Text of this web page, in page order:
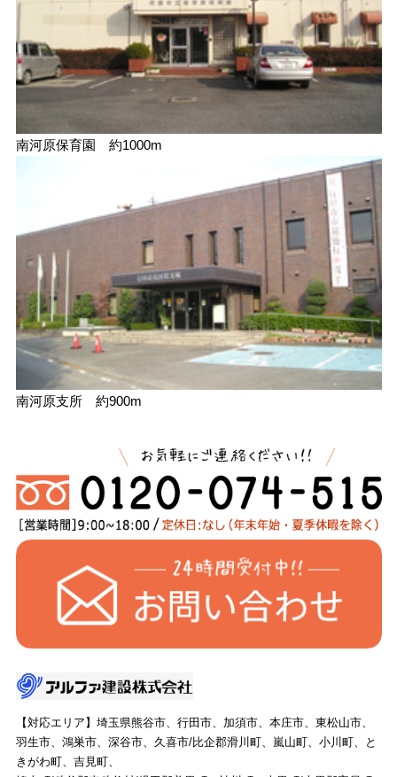
南河原保育園 約1000m
南河原支所 約900m
【対応エリア】埼玉県熊谷市、行田市、加須市、本庄市、東松山市、
羽生市、鴻巣市、深谷市、久喜市/比企郡滑川町、嵐山町、小川町、と
きがわ町、吉見町、